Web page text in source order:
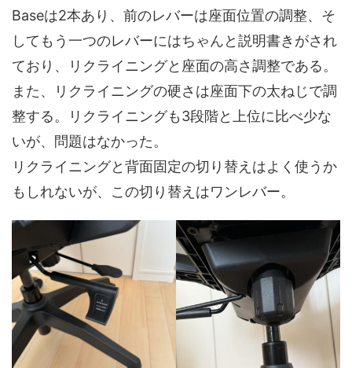
Baseは2本あり、前のレバーは座面位置の調整、そ
してもう一つのレバーにはちゃんと説明書きがされ
ており、リクライニングと座面の高さ調整である。
また、リクライニングの硬さは座面下の太ねじで調
整する。リクライニングも3段階と上位に比べ少な
いが、問題はなかった。
リクライニングと背面固定の切り替えはよく使うか
もしれないが、この切り替えはワンレバー。